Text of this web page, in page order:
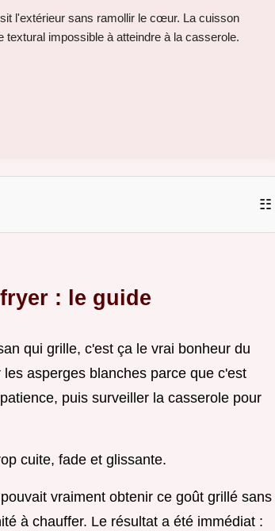
l'extérieur sans ramollir le cœur. La cuisson
impossible à atteindre à la casserole.
☷
: le guide
qui grille, c'est ça le vrai bonheur du
asperges blanches parce que c'est
puis surveiller la casserole pour
cuite, fade et glissante.
vraiment obtenir ce goût grillé sans
à chauffer. Le résultat a été immédiat :